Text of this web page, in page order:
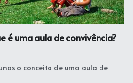
é uma aula de convivência?
o conceito de uma aula de